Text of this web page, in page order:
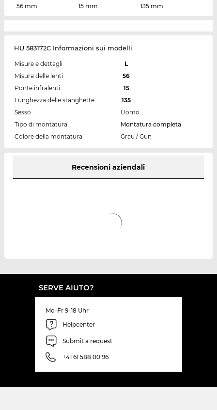
56 mm
15 mm
135 mm
HU 583172C Informazioni sui modelli
Misure e dettagli
L
Misura delle lenti
56
Ponte infralenti
15
Lunghezza delle stanghette
135
Sesso
Uomo
Tipo di montatura
Montatura completa
Colore della montatura
Grau / Gun
Recensioni aziendali
SERVE AIUTO?
Mo-Fr 9-18 Uhr
Helpcenter
Submit a request
+41 61 588 00 96